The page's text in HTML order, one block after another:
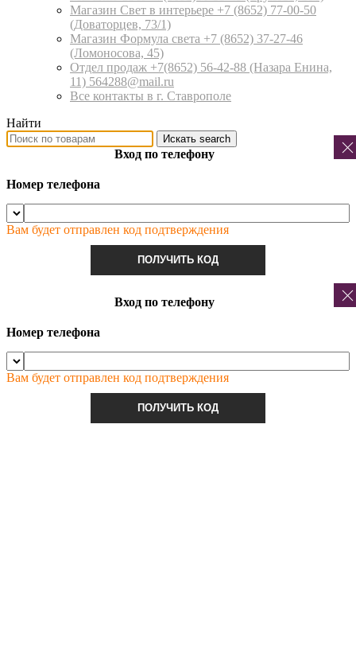
Магазин Свет в интерьере +7 (8652) 77-00-50
(Доваторцев, 73/1)
Магазин Формула света +7 (8652) 37-27-46
(Ломоносова, 45)
Отдел продаж +7(8652) 56-42-88 (Назара Енина,
11) 564288@mail.ru
Все контакты в г. Ставрополе
Найти
Искать search
Вход по телефону
Номер телефона
Вам будет отправлен код подтверждения
ПОЛУЧИТЬ КОД
Вход по телефону
Номер телефона
Вам будет отправлен код подтверждения
ПОЛУЧИТЬ КОД